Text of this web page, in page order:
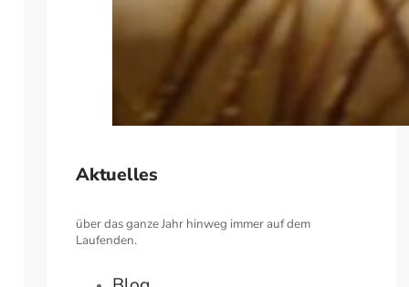
Aktuelles
über das ganze Jahr hinweg immer auf dem
Laufenden.